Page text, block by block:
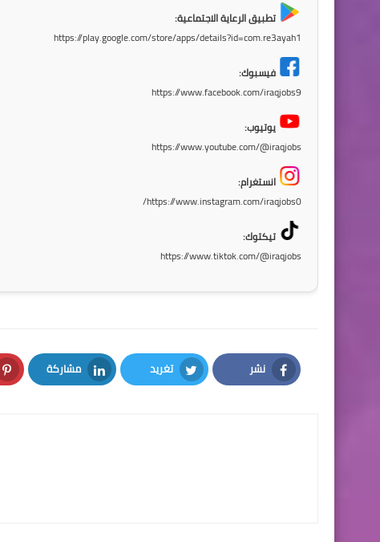
تطبيق الرعاية الاجتماعية:
https://play.google.com/store/apps/details?id=com.re3ayah1
فيسبوك:
https://www.facebook.com/iraqjobs9
يوتيوب:
https://www.youtube.com/@iraqjobs
انستغرام:
https://www.instagram.com/iraqjobs0/
تيكتوك:
https://www.tiktok.com/@iraqjobs
نشر
Facebook
تغريد
Twitter
مشاركة
LinkedIn